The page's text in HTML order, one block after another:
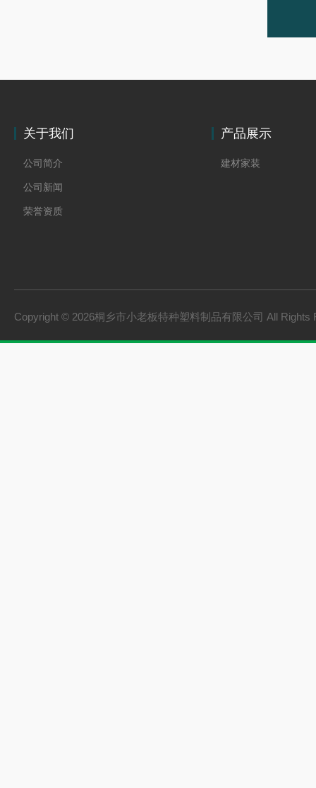
关于我们
公司简介
公司新闻
荣誉资质
产品展示
建材家装
Copyright © 2026桐乡市小老板特种塑料制品有限公司 All